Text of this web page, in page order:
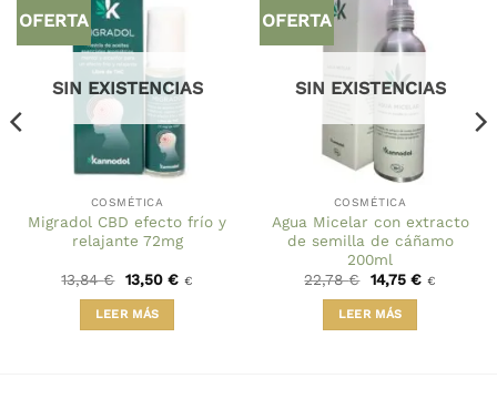
OFERTA
SIN EXISTENCIAS
COSMÉTICA
Migradol CBD efecto frío y
relajante 72mg
13,84€ El
precio
original
era:
13,84 €.
13,50 €El
€
LEER MÁS
OFERTA
SIN EXISTENCIAS
COSMÉTICA
Agua Micelar con extracto
de semilla de cáñamo
200ml
22,78€ El
precio
original
era:
22,78 €.
14,75 €El
€
LEER MÁS